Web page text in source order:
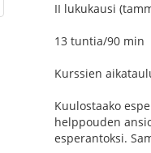
II lukukausi
13 tuntia/90 min
Kurssien
Kuulostaako
helppouden
esperantoksi.